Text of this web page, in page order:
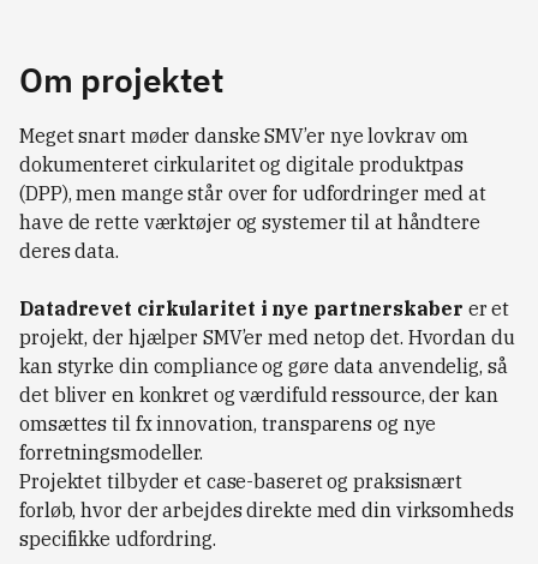
Om projektet
Meget snart møder danske SMV’er nye lovkrav om
dokumenteret cirkularitet og digitale produktpas
(DPP), men mange står over for udfordringer med at
have de rette værktøjer og systemer til at håndtere
deres data.
Datadrevet cirkularitet i nye partnerskaber er et
projekt, der hjælper SMV’er med netop det. Hvordan du
kan styrke din compliance og gøre data anvendelig, så
det bliver en konkret og værdifuld ressource, der kan
omsættes til fx innovation, transparens og nye
forretningsmodeller.
Projektet tilbyder et case-baseret og praksisnært
forløb, hvor der arbejdes direkte med din virksomheds
specifikke udfordring.